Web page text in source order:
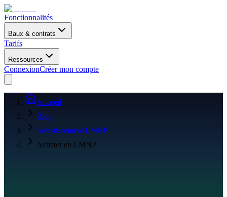
Fonctionnalités
Baux & contrats
Tarifs
Ressources
ConnexionCréer mon compte
Accueil
Blog
Investissement LMNP
Acheter en LMNP